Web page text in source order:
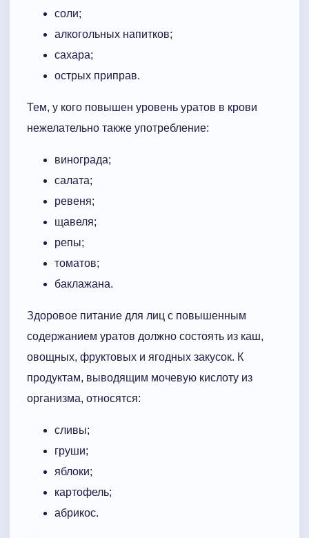
соли;
алкогольных напитков;
сахара;
острых приправ.
Тем, у кого повышен уровень уратов в крови
нежелательно также употребление:
винограда;
салата;
ревеня;
щавеля;
репы;
томатов;
баклажана.
Здоровое питание для лиц с повышенным
содержанием уратов должно состоять из каш,
овощных, фруктовых и ягодных закусок. К
продуктам, выводящим мочевую кислоту из
организма, относятся:
сливы;
груши;
яблоки;
картофель;
абрикос.